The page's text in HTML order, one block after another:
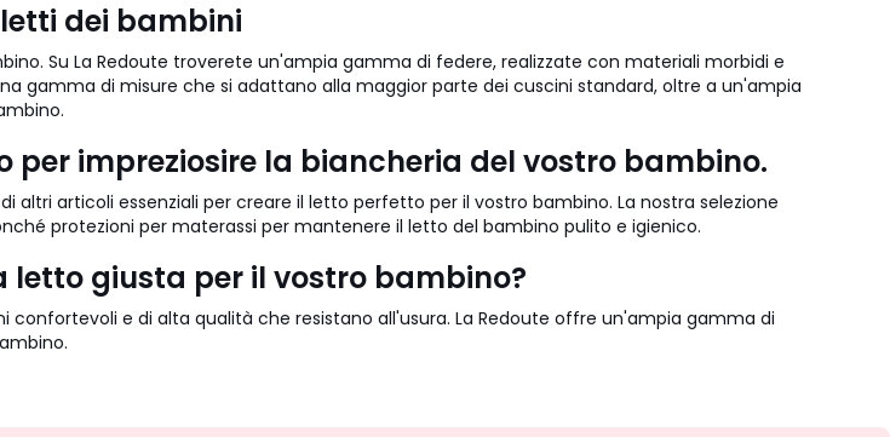
dei bambini
Su La Redoute troverete un'ampia gamma di federe, realizzate con materiali morbidi e
gamma di misure che si adattano alla maggior parte dei cuscini standard, oltre a un'ampia
impreziosire la biancheria del vostro bambino.
articoli essenziali per creare il letto perfetto per il vostro bambino. La nostra selezione
protezioni per materassi per mantenere il letto del bambino pulito e igienico.
letto giusta per il vostro bambino?
e di alta qualità che resistano all'usura. La Redoute offre un'ampia gamma di